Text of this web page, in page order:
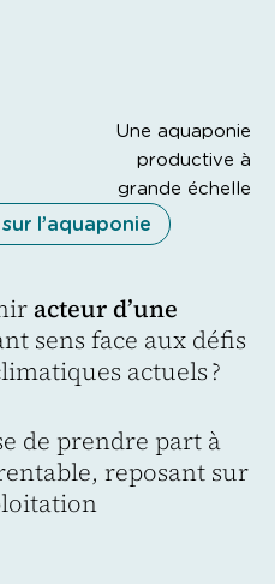
Une aquaponie
productive à
grande échelle
l’aquaponie
acteur d’une
sens face aux défis
actuels ?
de prendre part à
reposant sur